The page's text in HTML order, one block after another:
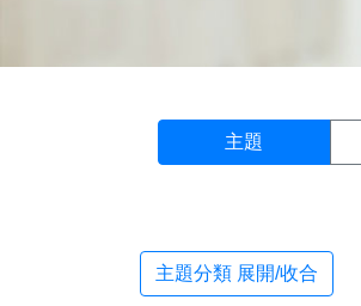
主題
主題分類 展開/收合